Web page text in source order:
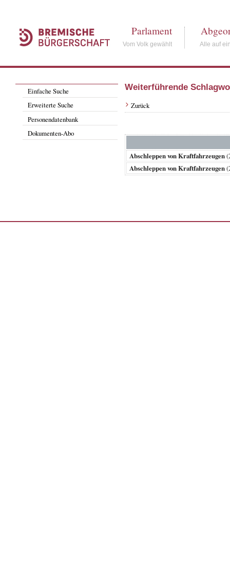
Parlament
Vom Volk gewählt Alle auf
Einfache Suche
Erweiterte Suche
Personendatenbank
Dokumenten-Abo
Weiterführende
Zurück
Abschleppen von Kraftfahrzeugen
Abschleppen von Kraftfahrzeugen